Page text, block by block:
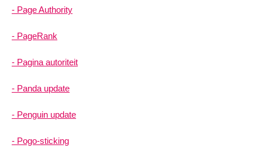
Page Authority
PageRank
Pagina autoriteit
Panda update
Penguin update
Pogo-sticking